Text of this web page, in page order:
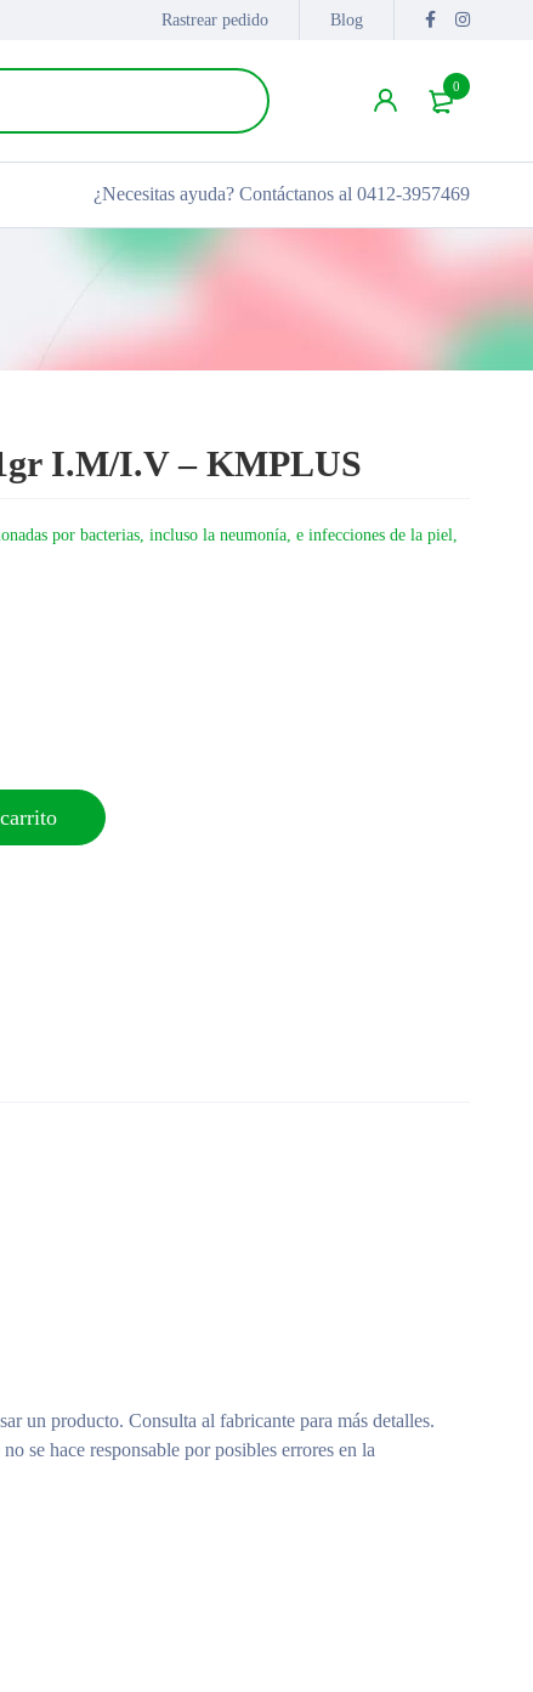
Rastrear pedido Blog
0
¿Necesitas ayuda? Contáctanos al 0412-3957469
I.M/I.V – KMPLUS
por bacterias, incluso la neumonía, e infecciones de la piel,
un producto. Consulta al fabricante para más detalles.
se hace responsable por posibles errores en la